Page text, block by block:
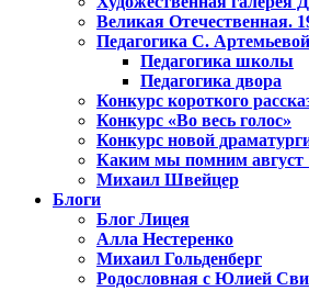
Великая Отечественная.
Педагогика С. Артемьевой
Педагогика школы
Педагогика двора
Конкурс короткого
Конкурс «Во весь голос»
Конкурс новой
Каким мы помним август
Михаил Швейцер
Блоги
Блог Лицея
Алла Нестеренко
Михаил Гольденберг
Родословная с Юлией